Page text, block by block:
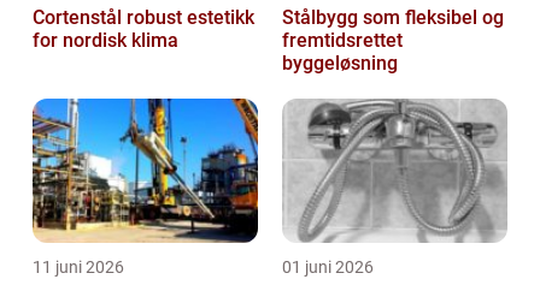
Cortenstål robust estetikk
for nordisk klima
Stålbygg som fleksibel og
fremtidsrettet
byggeløsning
11 juni 2026 01 juni 2026